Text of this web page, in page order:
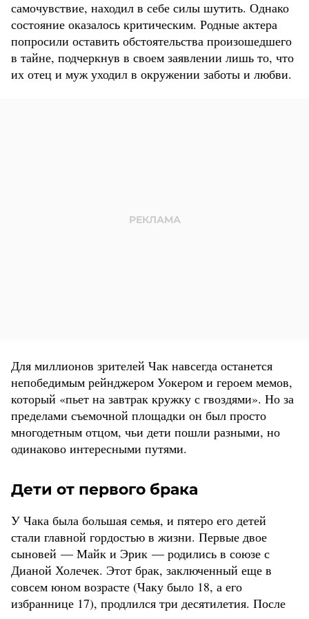
самочувствие, находил в себе силы шутить. Однако
состояние оказалось критическим. Родные актера
попросили оставить обстоятельства произошедшего
в тайне, подчеркнув в своем заявлении лишь то, что
их отец и муж уходил в окружении заботы и любви.
Для миллионов зрителей Чак навсегда останется
непобедимым рейнджером Уокером и героем мемов,
который «пьет на завтрак кружку с гвоздями». Но за
пределами съемочной площадки он был просто
многодетным отцом, чьи дети пошли разными, но
одинаково интересными путями.
Дети от первого брака
У Чака была большая семья, и пятеро его детей
стали главной гордостью в жизни. Первые двое
сыновей — Майк и Эрик — родились в союзе с
Дианой Холечек. Этот брак, заключенный еще в
совсем юном возрасте (Чаку было 18, а его
избраннице 17), продлился три десятилетия. После